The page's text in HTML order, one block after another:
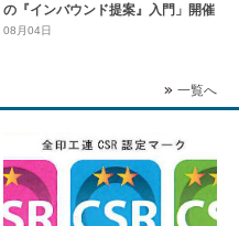
の『インバウンド提案』入門」開催
08月04日
一覧へ